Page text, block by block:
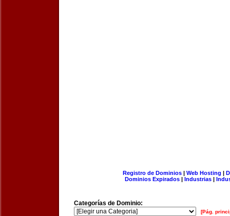
Registro de Dominios| Web Hosting |
Dominios Expirados | Industrias |
Categorías de Dominio:
[Pág.